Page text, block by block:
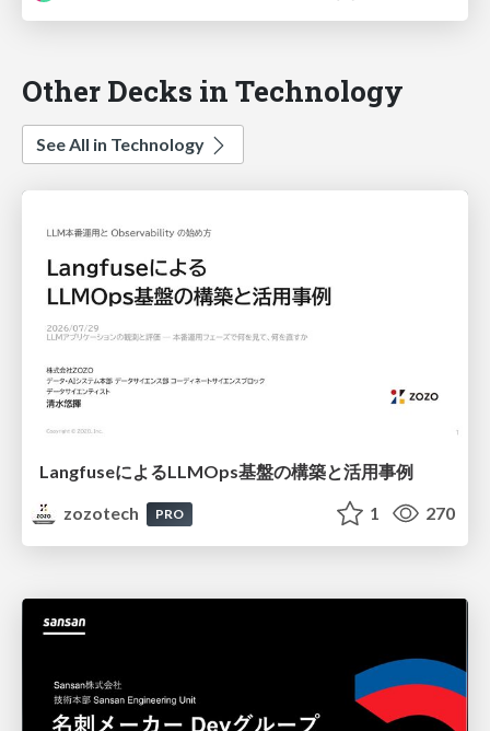
Other Decks in Technology
See All in Technology
LangfuseによるLLMOps基盤の構築と活用事例
zozotech
PRO 1 270